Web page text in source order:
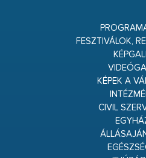
FESZTIVÁLOK,
KÉPEK A
CIVIL